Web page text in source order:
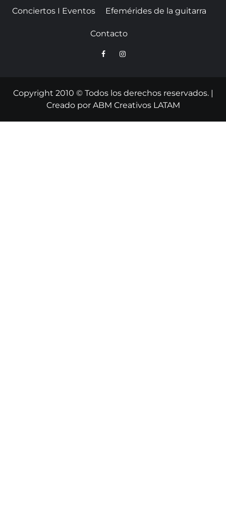
Conciertos I Eventos Efemérides de la guitarra
Contacto
Copyright 2010 © Todos los derechos reservados. |
Creado por ABM Creativos LATAM